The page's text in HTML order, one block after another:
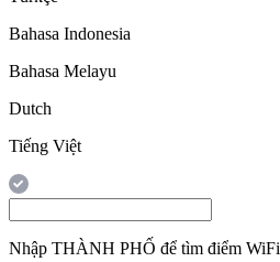
Bahasa Indonesia
Bahasa Melayu
Dutch
Tiếng Việt
Nhập THÀNH PHỐ để tìm điểm WiFi